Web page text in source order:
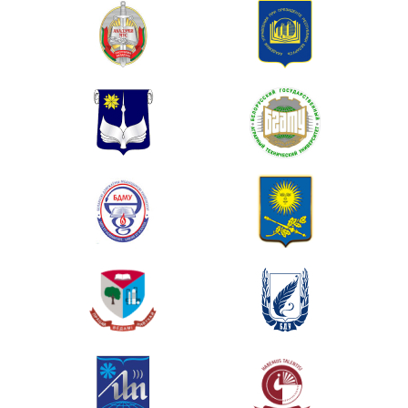
Управление качеством
Управление персоналом
Управление предприятияем
Управление проектами
Управление производством
Управление рисками
Управление и экономика
Управление цепями поставок
Управленческий учет
Учет денежных средств
Учет и анализ банкротства
Учет кассовых операций
Учет материалов
Учет нематериальных активов